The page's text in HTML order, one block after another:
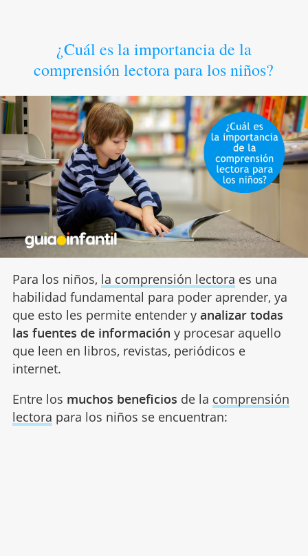
¿Cuál es la importancia de la
comprensión lectora para los niños?
Para los niños, la comprensión lectora es una
habilidad fundamental para poder aprender, ya
que esto les permite entender y analizar todas
las fuentes de información y procesar aquello
que leen en libros, revistas, periódicos e
internet.
Entre los muchos beneficios de la comprensión
lectora para los niños se encuentran: